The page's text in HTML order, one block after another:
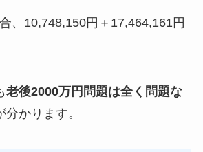
、10,748,150円＋17,464,161円
老後2000万円問題は全く問題な
かります。